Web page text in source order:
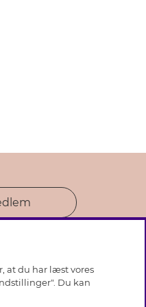
at du har læst vores
Du kan